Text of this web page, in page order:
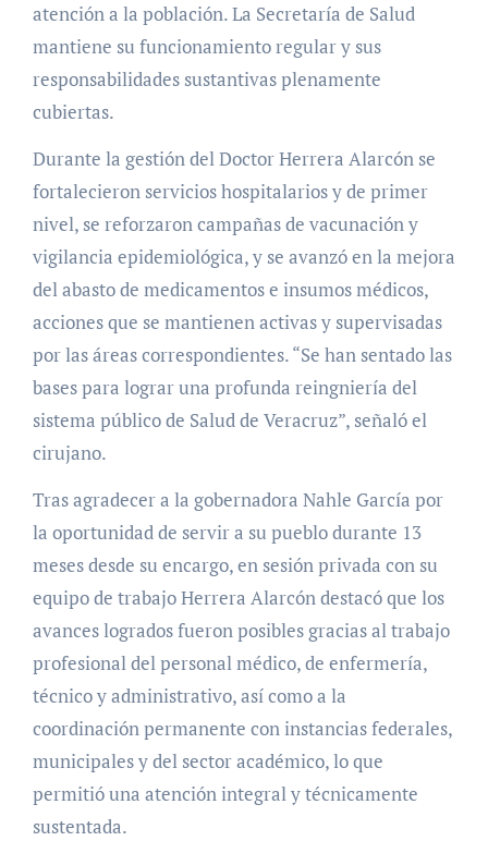
atención a la población. La Secretaría de Salud
mantiene su funcionamiento regular y sus
responsabilidades sustantivas plenamente
cubiertas.
Durante la gestión del Doctor Herrera Alarcón se
fortalecieron servicios hospitalarios y de primer
nivel, se reforzaron campañas de vacunación y
vigilancia epidemiológica, y se avanzó en la mejora
del abasto de medicamentos e insumos médicos,
acciones que se mantienen activas y supervisadas
por las áreas correspondientes. “Se han sentado las
bases para lograr una profunda reingniería del
sistema público de Salud de Veracruz”, señaló el
cirujano.
Tras agradecer a la gobernadora Nahle García por
la oportunidad de servir a su pueblo durante 13
meses desde su encargo, en sesión privada con su
equipo de trabajo Herrera Alarcón destacó que los
avances logrados fueron posibles gracias al trabajo
profesional del personal médico, de enfermería,
técnico y administrativo, así como a la
coordinación permanente con instancias federales,
municipales y del sector académico, lo que
permitió una atención integral y técnicamente
sustentada.